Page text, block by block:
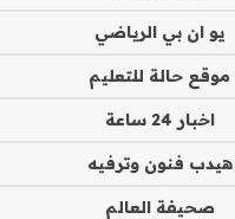
يو ان بي الرياضي
موقع حالة للتعليم
اخبار 24 ساعة
هيدب فنون وترفيه
صحيفة العالم